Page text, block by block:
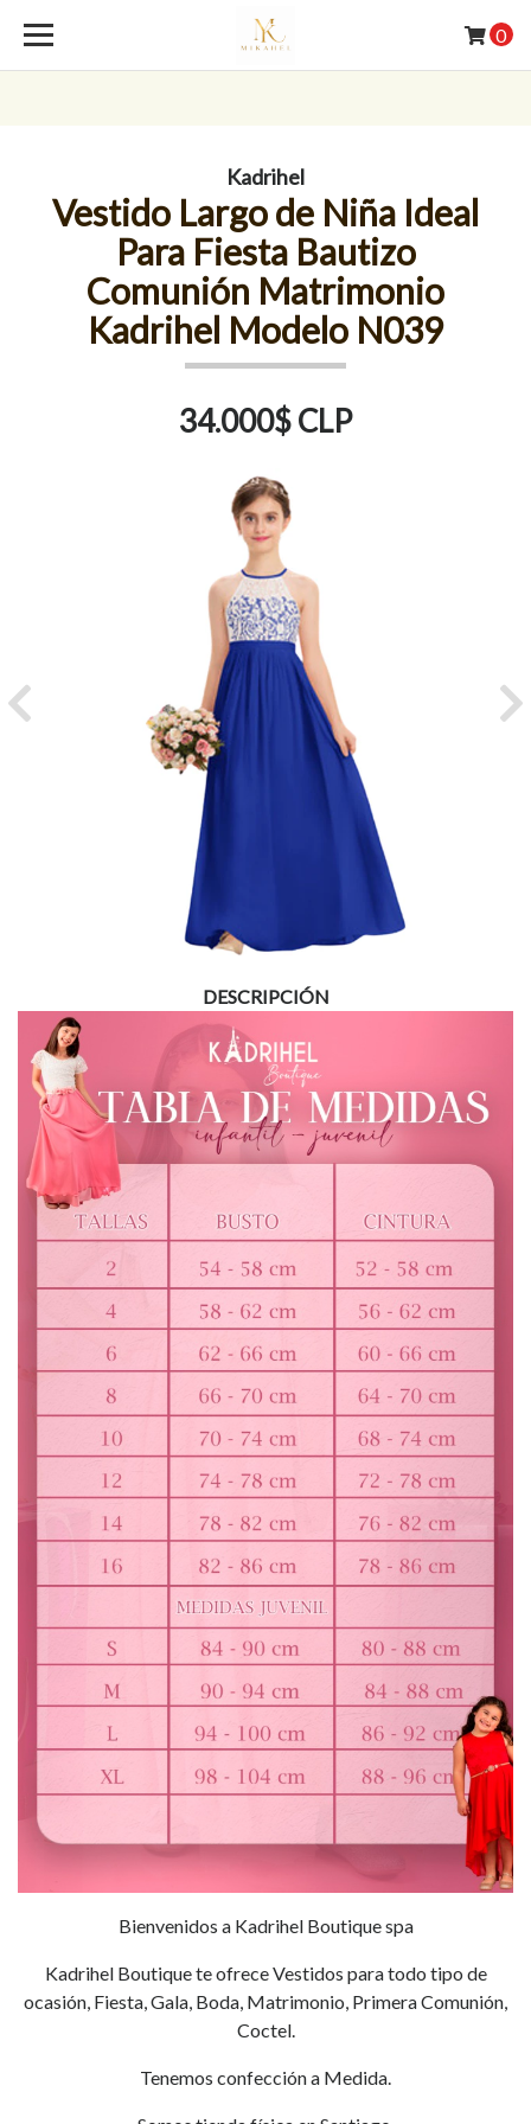
0
Kadrihel
Vestido Largo de Niña Ideal
Para Fiesta Bautizo
Comunión Matrimonio
Kadrihel Modelo N039
34.000$ CLP
Previous
DESCRIPCIÓN
Bienvenidos a Kadrihel Boutique spa
Kadrihel Boutique te ofrece Vestidos para todo tipo de
ocasión, Fiesta, Gala, Boda, Matrimonio, Primera Comunión,
Coctel.
Tenemos confección a Medida.